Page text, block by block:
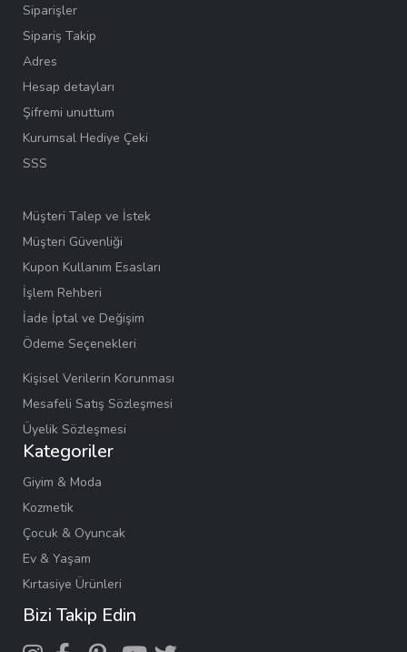
Siparişler
Sipariş Takip
Adres
Hesap detayları
Şifremi unuttum
Kurumsal Hediye Çeki
SSS
Müşteri Talep ve İstek
Müşteri Güvenliği
Kupon Kullanım Esasları
İşlem Rehberi
İade İptal ve Değişim
Ödeme Seçenekleri
Kişisel Verilerin Korunması
Mesafeli Satış Sözleşmesi
Üyelik Sözleşmesi
Kategoriler
Giyim & Moda
Kozmetik
Çocuk & Oyuncak
Ev & Yaşam
Kırtasiye Ürünleri
Bizi Takip Edin